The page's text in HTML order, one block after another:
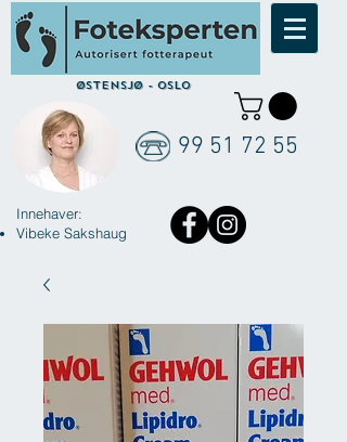
Østensjø - Oslo
99 51 72 55
Innehaver:
Vibeke Sakshaug